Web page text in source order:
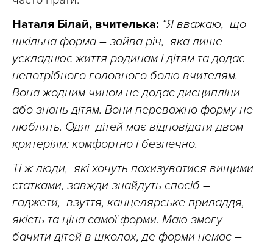
Наталя Білай, вчителька: “Я вважаю, що
шкільна форма – зайва річ, яка лише
ускладнює життя родинам і дітям та додає
непотрібного головного болю вчителям.
Вона жодним чином не додає дисципліни
або знань дітям. Вони переважно форму не
люблять. Одяг дітей має відповідати двом
критеріям: комфортно і безпечно.
Ті ж люди, які хочуть похизуватися вищими
статками, завжди знайдуть спосіб –
гаджети, взуття, канцелярське приладдя,
якість та ціна самої форми. Маю змогу
бачити дітей в школах, де форми немає –